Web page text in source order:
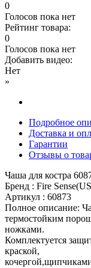
0
Голосов пока нет
Рейтинг товара:
0
Голосов пока нет
Добавить видео:
Нет
»
Подробное
Доставка и
Гарантии
Отзывы о
Чаша для костра
Бренд : Fire
Артикул : 60873
Полное описание:
термостойким
ножками.
Комплектуется
краской,